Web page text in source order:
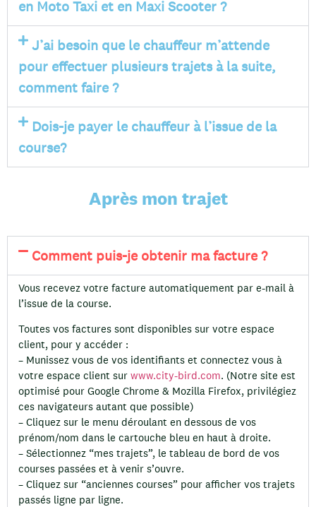
en Moto Taxi et en Maxi Scooter ?
J’ai besoin que le chauffeur m’attende
pour effectuer plusieurs trajets à la suite,
comment faire ?
Dois-je payer le chauffeur à l’issue de la
course?
Après mon trajet
Comment puis-je obtenir ma facture ?
Vous recevez votre facture automatiquement par e-mail à
l’issue de la course.
Toutes vos factures sont disponibles sur votre espace
client, pour y accéder :
– Munissez vous de vos identifiants et connectez vous à
votre espace client sur www.city-bird.com. (Notre site est
optimisé pour Google Chrome & Mozilla Firefox, privilégiez
ces navigateurs autant que possible)
– Cliquez sur le menu déroulant en dessous de vos
prénom/nom dans le cartouche bleu en haut à droite.
– Sélectionnez “mes trajets”, le tableau de bord de vos
courses passées et à venir s’ouvre.
– Cliquez sur “anciennes courses” pour afficher vos trajets
passés ligne par ligne.